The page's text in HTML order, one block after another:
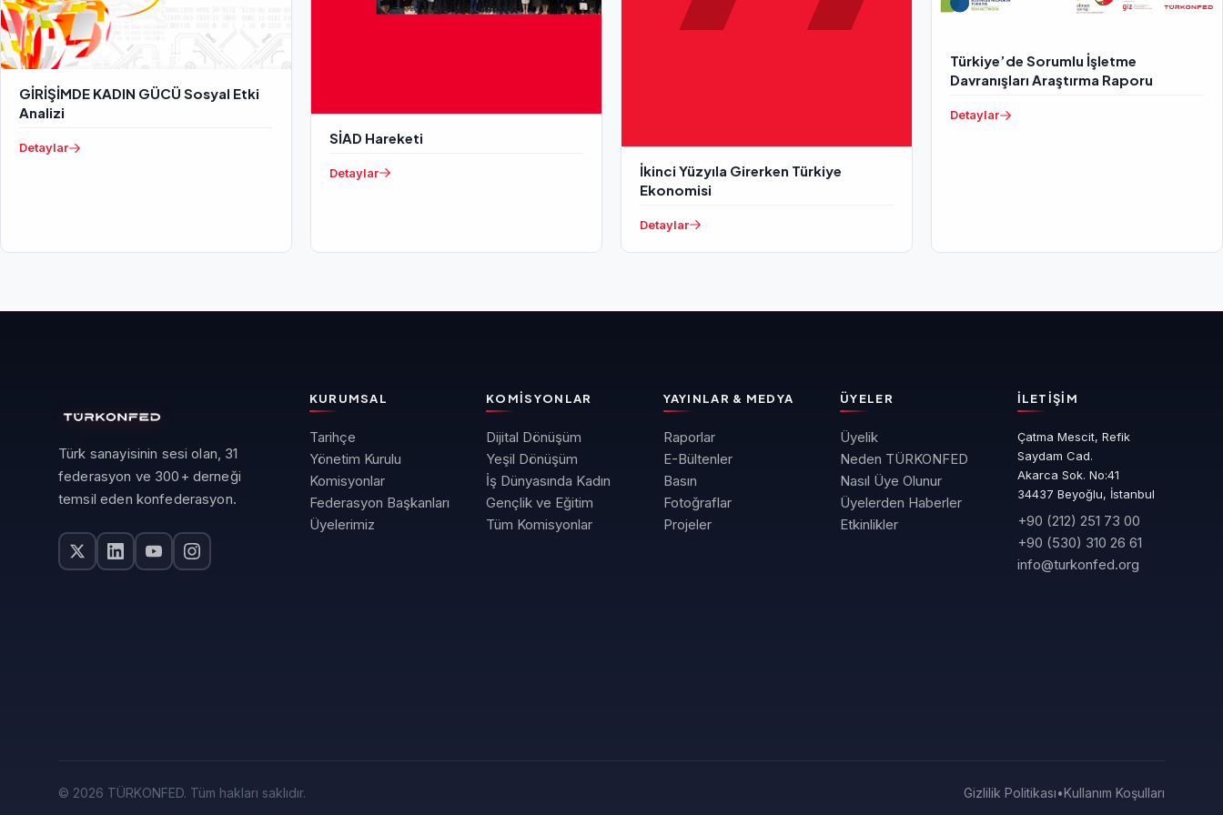
GİRİŞİMDE KADIN GÜCÜ Sosyal Etki
Analizi
Detaylar
SİAD Hareketi
Detaylar
İkinci Yüzyıla Girerken Türkiye
Ekonomisi
Detaylar
Türkiye’de Sorumlu İşletme
Davranışları Araştırma Raporu
Detaylar
Türk sanayisinin sesi olan, 31
federasyon ve 300+ derneği
temsil eden konfederasyon.
KURUMSAL
Tarihçe
Yönetim Kurulu
Komisyonlar
Federasyon Başkanları
Üyelerimiz
KOMISYONLAR
Dijital Dönüşüm
Yeşil Dönüşüm
İş Dünyasında Kadın
Gençlik ve Eğitim
Tüm Komisyonlar
YAYINLAR & MEDYA
Raporlar
E-Bültenler
Basın
Fotoğraflar
Projeler
ÜYELER
Üyelik
Neden TÜRKONFED
Nasıl Üye Olunur
Üyelerden Haberler
Etkinlikler
İLETIŞIM
Çatma Mescit, Refik
Saydam Cad.
Akarca Sok. No:41
34437 Beyoğlu, İstanbul
+90 (212) 251 73 00
+90 (530) 310 26 61
info@turkonfed.org
© 2026 TÜRKONFED. Tüm hakları saklıdır. Gizlilik Politikası•Kullanım Koşulları